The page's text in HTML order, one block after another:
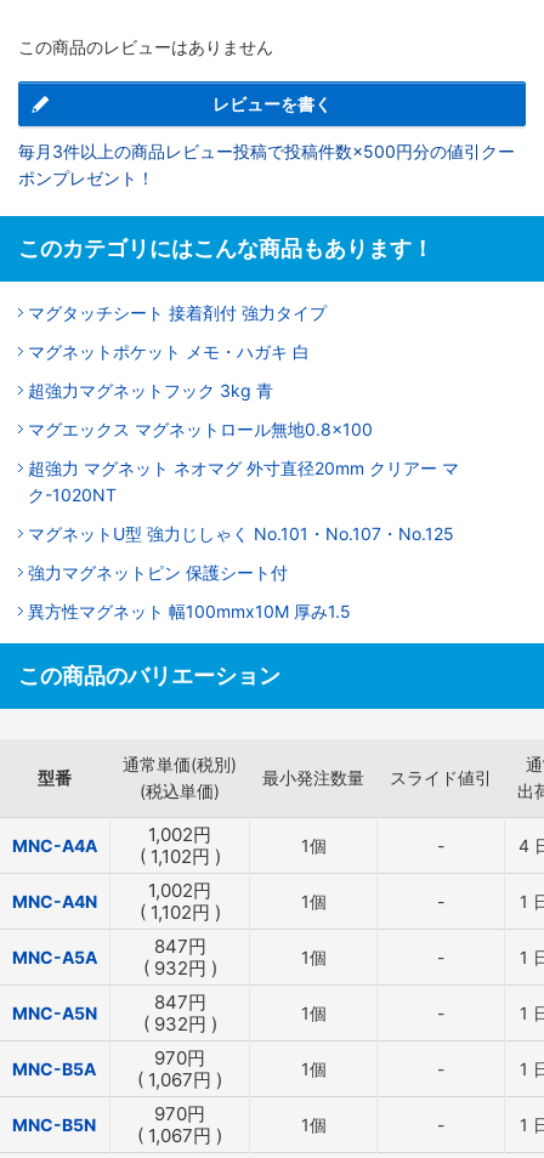
この商品のレビューはありません
レビューを書く
毎月3件以上の商品レビュー投稿で投稿件数×500円分の値引クー
ポンプレゼント！
このカテゴリにはこんな商品もあります！
マグタッチシート 接着剤付 強力タイプ
マグネットポケット メモ・ハガキ 白
超強力マグネットフック 3kg 青
マグエックス マグネットロール無地0.8×100
超強力 マグネット ネオマグ 外寸直径20mm クリアー マ
ク-1020NT
マグネットU型 強力じしゃく No.101・No.107・No.125
強力マグネットピン 保護シート付
異方性マグネット 幅100mmx10M 厚み1.5
この商品のバリエーション
型番
通常単価(税別)
(税込単価)
最小発注数量 スライド値引
出
MNC-A4A 1,002円
( 1,102円 ) 1個 - 4
MNC-A4N 1,002円
( 1,102円 ) 1個 - 1
MNC-A5A 847円
( 932円 ) 1個 - 1
MNC-A5N 847円
( 932円 ) 1個 - 1
MNC-B5A 970円
( 1,067円 ) 1個 - 1
MNC-B5N 970円
( 1,067円 ) 1個 - 1